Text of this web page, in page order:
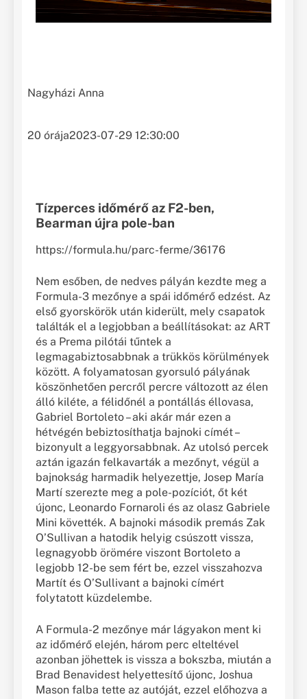
Nagyházi Anna
20 órája2023-07-29 12:30:00
Tízperces időmérő az F2-ben,
Bearman újra pole-ban
https://formula.hu/parc-ferme/36176
Nem esőben, de nedves pályán kezdte meg a
Formula-3 mezőnye a spái időmérő edzést. Az
első gyorskörök után kiderült, mely csapatok
találták el a legjobban a beállításokat: az ART
és a Prema pilótái tűntek a
legmagabiztosabbnak a trükkös körülmények
között. A folyamatosan gyorsuló pályának
köszönhetően percről percre változott az élen
álló kiléte, a félidőnél a pontállás éllovasa,
Gabriel Bortoleto – aki akár már ezen a
hétvégén bebiztosíthatja bajnoki címét –
bizonyult a leggyorsabbnak. Az utolsó percek
aztán igazán felkavarták a mezőnyt, végül a
bajnokság harmadik helyezettje, Josep María
Martí szerezte meg a pole-pozíciót, őt két
újonc, Leonardo Fornaroli és az olasz Gabriele
Mini követték. A bajnoki második premás Zak
O’Sullivan a hatodik helyig csúszott vissza,
legnagyobb örömére viszont Bortoleto a
legjobb 12-be sem fért be, ezzel visszahozva
Martít és O’Sullivant a bajnoki címért
folytatott küzdelembe.
A Formula-2 mezőnye már lágyakon ment ki
az időmérő elején, három perc elteltével
azonban jöhettek is vissza a bokszba, miután a
Brad Benavidest helyettesítő újonc, Joshua
Mason falba tette az autóját, ezzel előhozva a